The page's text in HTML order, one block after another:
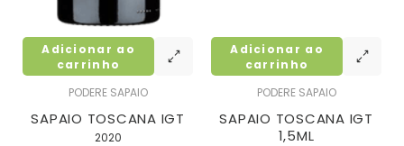
PODERE SAPAIO
SAPAIO TOSCANA IGT
2020
Adicionar ao
carrinho
PODERE SAPAIO
SAPAIO TOSCANA IGT
1,5ML
Adicionar ao
carrinho